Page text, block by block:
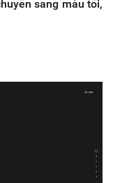
sang màu tối,